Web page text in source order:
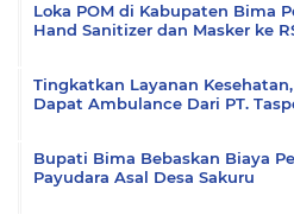
Loka POM di Kabupaten Bima
Hand Sanitizer dan Masker ke
Tingkatkan Layanan
Dapat Ambulance Dari PT.
Bupati Bima Bebaskan Biaya
Payudara Asal Desa Sakuru